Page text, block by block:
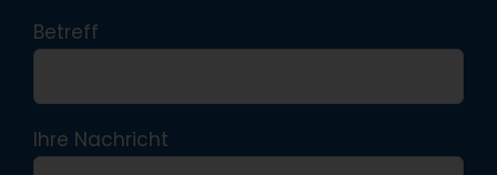
Betreff
Ihre Nachricht